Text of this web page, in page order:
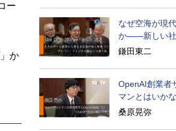
ー
か
なぜ空海が現
か――新しい社
ために
鎌田東二
OpenAI創業者
マンとはいか
か
桑原晃弥